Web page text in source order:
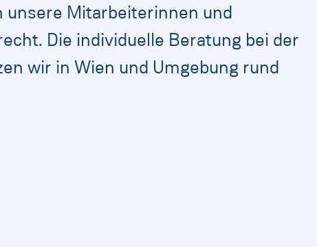
unsere Mitarbeiterinnen und
Die individuelle Beratung bei der
wir in Wien und Umgebung rund